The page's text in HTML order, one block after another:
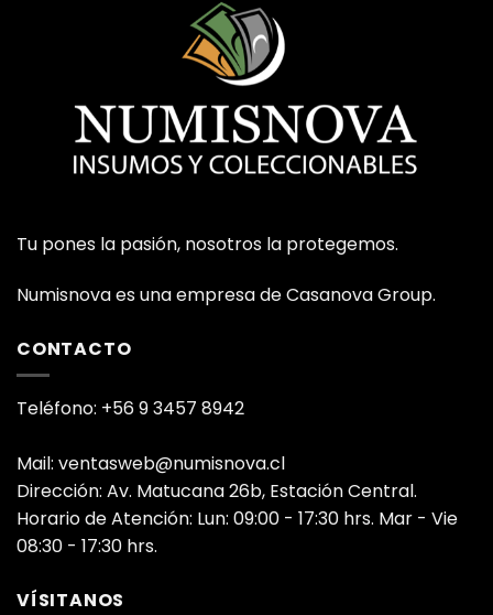
Tu pones la pasión, nosotros la protegemos.
Numisnova es una empresa de Casanova Group.
CONTACTO
Teléfono: +56 9 3457 8942
Mail: ventasweb@numisnova.cl
Dirección: Av. Matucana 26b, Estación Central.
Horario de Atención: Lun: 09:00 - 17:30 hrs. Mar - Vie
08:30 - 17:30 hrs.
VÍSITANOS